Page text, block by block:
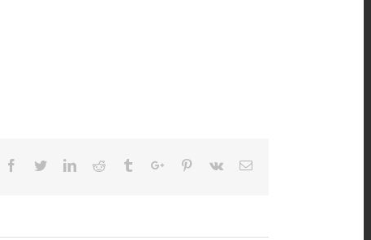
Facebook
TwitterLinkedinReddit TumblrGoogle+Pinterest
Vk Email